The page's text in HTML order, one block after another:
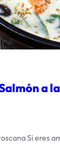
a
Si eres